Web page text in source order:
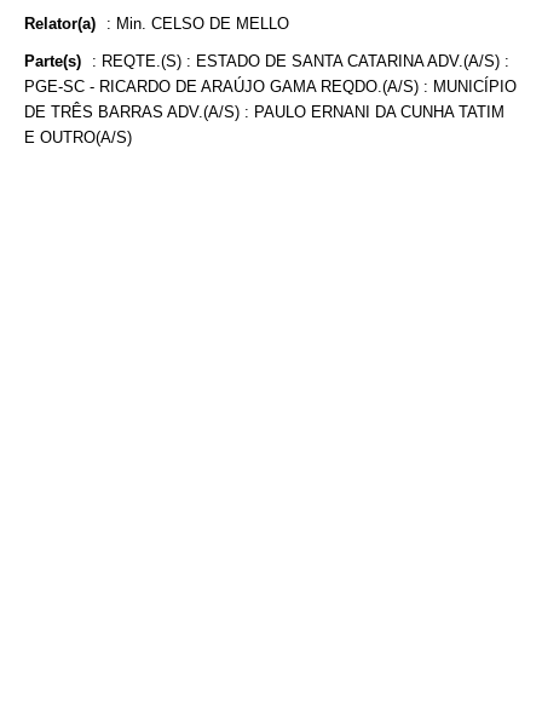
Relator(a) : Min. CELSO DE MELLO
Parte(s) : REQTE.(S) : ESTADO DE SANTA CATARINA ADV.(A/S) :
PGE-SC - RICARDO DE ARAÚJO GAMA REQDO.(A/S) : MUNICÍPIO
DE TRÊS BARRAS ADV.(A/S) : PAULO ERNANI DA CUNHA TATIM
E OUTRO(A/S)